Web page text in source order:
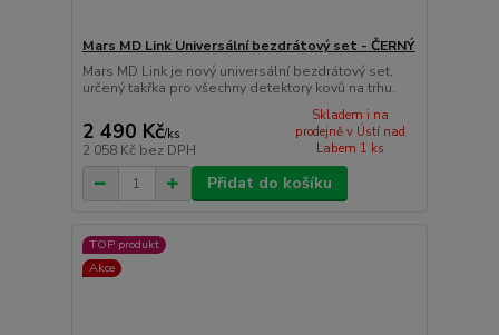
Mars MD Link Universální bezdrátový set - ČERNÝ
Mars MD Link je nový universální bezdrátový set,
určený takřka pro všechny detektory kovů na trhu.
2 490 Kč/ks
2 058 Kč bez DPH
Skladem i na
prodejně v Ústí nad
Labem 1 ks
Přidat do košíku
TOP produkt
Akce